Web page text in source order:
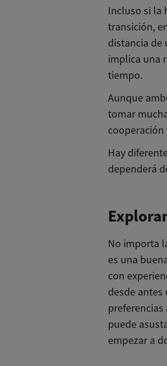
Incluso si la
transición,
distancia de
implica una
tiempo.
Aunque
tomar
Hay
dependerá
No importa
es una
con
desde antes
puede
empezar a